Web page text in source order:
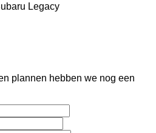
Legacy
plannen hebben we nog een